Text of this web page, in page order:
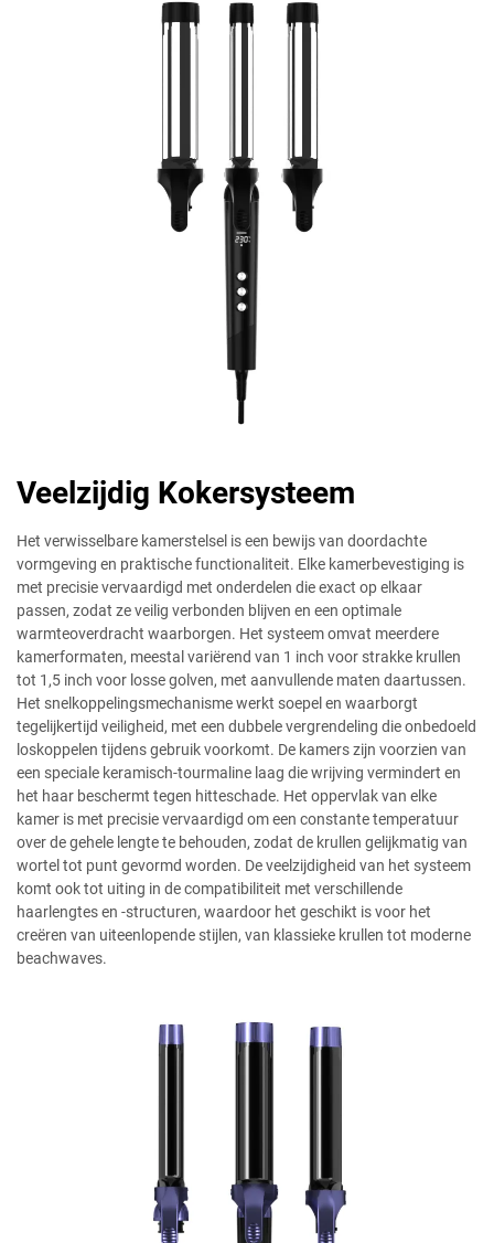
Veelzijdig Kokersysteem
Het verwisselbare kamerstelsel is een bewijs van doordachte
vormgeving en praktische functionaliteit. Elke kamerbevestiging is
met precisie vervaardigd met onderdelen die exact op elkaar
passen, zodat ze veilig verbonden blijven en een optimale
warmteoverdracht waarborgen. Het systeem omvat meerdere
kamerformaten, meestal variërend van 1 inch voor strakke krullen
tot 1,5 inch voor losse golven, met aanvullende maten daartussen.
Het snelkoppelingsmechanisme werkt soepel en waarborgt
tegelijkertijd veiligheid, met een dubbele vergrendeling die onbedoeld
loskoppelen tijdens gebruik voorkomt. De kamers zijn voorzien van
een speciale keramisch-tourmaline laag die wrijving vermindert en
het haar beschermt tegen hitteschade. Het oppervlak van elke
kamer is met precisie vervaardigd om een constante temperatuur
over de gehele lengte te behouden, zodat de krullen gelijkmatig van
wortel tot punt gevormd worden. De veelzijdigheid van het systeem
komt ook tot uiting in de compatibiliteit met verschillende
haarlengtes en -structuren, waardoor het geschikt is voor het
creëren van uiteenlopende stijlen, van klassieke krullen tot moderne
beachwaves.